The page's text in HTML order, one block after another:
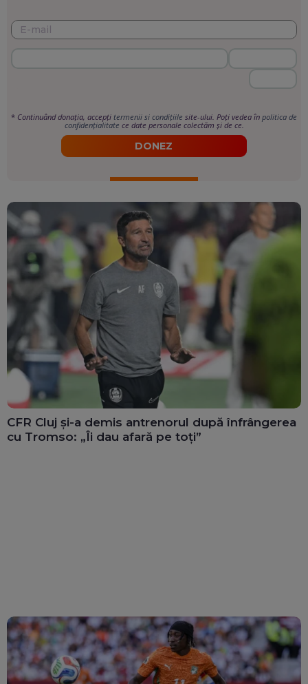
* Continuând donația, accepți termenii si condițiile site-ului. Poți vedea în politica de
confidențialitate ce date personale colectăm și de ce.
DONEZ
CFR Cluj și-a demis antrenorul după înfrângerea
cu Tromso: „Îi dau afară pe toți”